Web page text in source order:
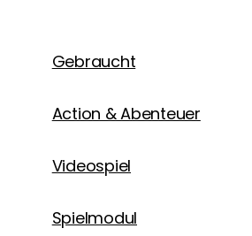
Gebraucht
Action & Abenteuer
Videospiel
Spielmodul